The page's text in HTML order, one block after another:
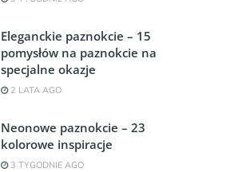
Eleganckie paznokcie – 15
pomysłów na paznokcie na
specjalne okazje
2 LATA AGO
Neonowe paznokcie – 23
kolorowe inspiracje
3 TYGODNIE AGO